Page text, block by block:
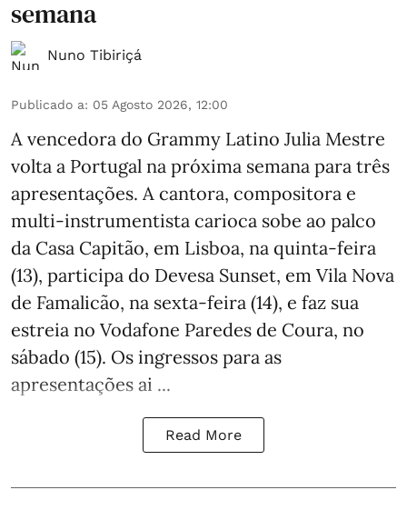
semana
Nuno Tibiriçá
Publicado a: 05 Agosto 2026, 12:00
A vencedora do Grammy Latino Julia Mestre
volta a Portugal na próxima semana para três
apresentações. A cantora, compositora e
multi-instrumentista carioca sobe ao palco
da Casa Capitão, em Lisboa, na quinta-feira
(13), participa do Devesa Sunset, em Vila Nova
de Famalicão, na sexta-feira (14), e faz sua
estreia no Vodafone Paredes de Coura, no
sábado (15). Os ingressos para as
apresentações ai ...
Read More